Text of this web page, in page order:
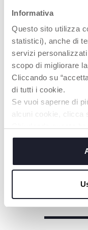
Informativa
Questo sito utilizza
statistici), anche di
servizi
scopo di migliorare
Cliccando su
di tutti i cookie.
Se vuoi saperne di
alcuni cookie, clicca
cookie tecnici,
PRODUKTE,
+